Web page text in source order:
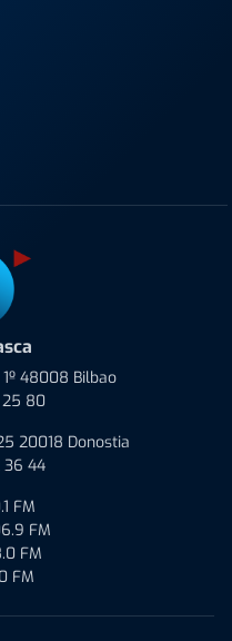
48008 Bilbao
25 80
20018 Donostia
36 44
FM
FM
FM
FM